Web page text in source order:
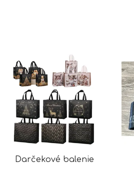
Darčekové balenie